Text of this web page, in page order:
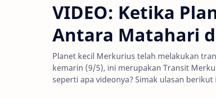
VIDEO: Ketika
Antara Matahari
Planet kecil Merkurius telah melakukan
kemarin (9/5), ini merupakan Transit
seperti apa videonya? Simak ulasan berikut